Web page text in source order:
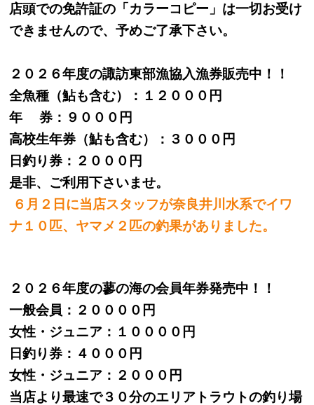
店頭での免許証の「カラーコピー」は一切お受け
できませんので、予めご了承下さい。
２０２６年度の諏訪東部漁協入漁券販売中！！
全魚種（鮎も含む）：１２０００円
年 券：９０００円
高校生年券（鮎も含む）：３０００円
日釣り券：２０００円
是非、ご利用下さいませ。
６月２日に当店スタッフが奈良井川水系でイワ
ナ１０匹、ヤマメ２匹の釣果がありました。
２０２６年度の蓼の海の会員年券発売中！！
一般会員：２００００円
女性・ジュニア：１００００円
日釣り券：４０００円
女性・ジュニア：２０００円
当店より最速で３０分のエリアトラウトの釣り場